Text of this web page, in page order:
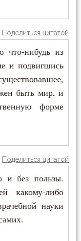
Поделиться цитатой
что-нибудь из
и подвигшись
быть мир, и
форме
Поделиться цитатой
и без пользы.
какому-либо
науки